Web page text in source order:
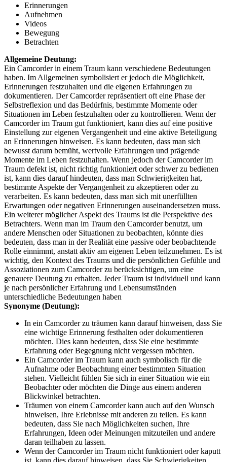
Erinnerungen
Aufnehmen
Videos
Bewegung
Betrachten
Allgemeine Deutung:
Ein Camcorder in einem Traum kann verschiedene Bedeutungen
haben. Im Allgemeinen symbolisiert er jedoch die Möglichkeit,
Erinnerungen festzuhalten und die eigenen Erfahrungen zu
dokumentieren. Der Camcorder repräsentiert oft eine Phase der
Selbstreflexion und das Bedürfnis, bestimmte Momente oder
Situationen im Leben festzuhalten oder zu kontrollieren. Wenn der
Camcorder im Traum gut funktioniert, kann dies auf eine positive
Einstellung zur eigenen Vergangenheit und eine aktive Beteiligung
an Erinnerungen hinweisen. Es kann bedeuten, dass man sich
bewusst darum bemüht, wertvolle Erfahrungen und prägende
Momente im Leben festzuhalten. Wenn jedoch der Camcorder im
Traum defekt ist, nicht richtig funktioniert oder schwer zu bedienen
ist, kann dies darauf hindeuten, dass man Schwierigkeiten hat,
bestimmte Aspekte der Vergangenheit zu akzeptieren oder zu
verarbeiten. Es kann bedeuten, dass man sich mit unerfüllten
Erwartungen oder negativen Erinnerungen auseinandersetzen muss.
Ein weiterer möglicher Aspekt des Traums ist die Perspektive des
Betrachters. Wenn man im Traum den Camcorder benutzt, um
andere Menschen oder Situationen zu beobachten, könnte dies
bedeuten, dass man in der Realität eine passive oder beobachtende
Rolle einnimmt, anstatt aktiv am eigenen Leben teilzunehmen. Es ist
wichtig, den Kontext des Traums und die persönlichen Gefühle und
Assoziationen zum Camcorder zu berücksichtigen, um eine
genauere Deutung zu erhalten. Jeder Traum ist individuell und kann
je nach persönlicher Erfahrung und Lebensumständen
unterschiedliche Bedeutungen haben
Synonyme (Deutung):
In ein Camcorder zu träumen kann darauf hinweisen, dass Sie
eine wichtige Erinnerung festhalten oder dokumentieren
möchten. Dies kann bedeuten, dass Sie eine bestimmte
Erfahrung oder Begegnung nicht vergessen möchten.
Ein Camcorder im Traum kann auch symbolisch für die
Aufnahme oder Beobachtung einer bestimmten Situation
stehen. Vielleicht fühlen Sie sich in einer Situation wie ein
Beobachter oder möchten die Dinge aus einem anderen
Blickwinkel betrachten.
Träumen von einem Camcorder kann auch auf den Wunsch
hinweisen, Ihre Erlebnisse mit anderen zu teilen. Es kann
bedeuten, dass Sie nach Möglichkeiten suchen, Ihre
Erfahrungen, Ideen oder Meinungen mitzuteilen und andere
daran teilhaben zu lassen.
Wenn der Camcorder im Traum nicht funktioniert oder kaputt
ist, kann dies darauf hinweisen, dass Sie Schwierigkeiten